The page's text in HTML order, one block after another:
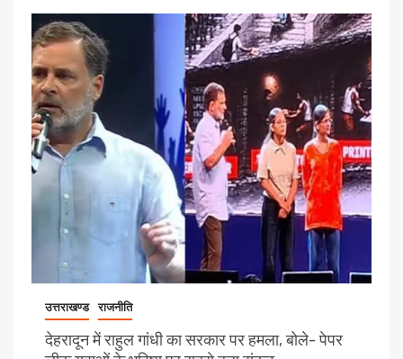
उत्तराखण्ड राजनीति
देहरादून में राहुल गांधी का सरकार पर हमला, बोले– पेपर